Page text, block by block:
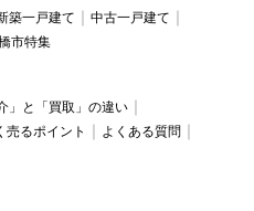
築一戸建て
中古一戸建て
市特集
」と「買取」の違い
売るポイント
よくある質問